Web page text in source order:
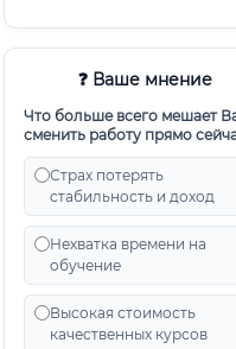
❓ Ваше мнение
Что больше всего мешает
сменить работу прямо
Страх потерять
стабильность и доход
Нехватка времени на
обучение
Высокая стоимость
качественных курсов